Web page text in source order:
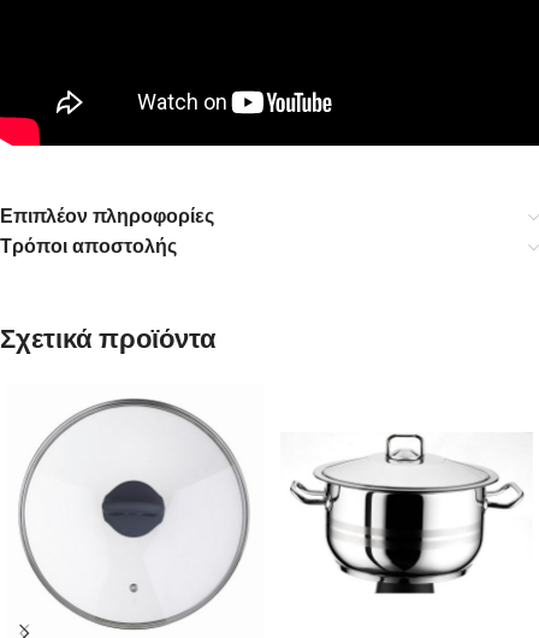
Επιπλέον πληροφορίες
Τρόποι αποστολής
Σχετικά προϊόντα